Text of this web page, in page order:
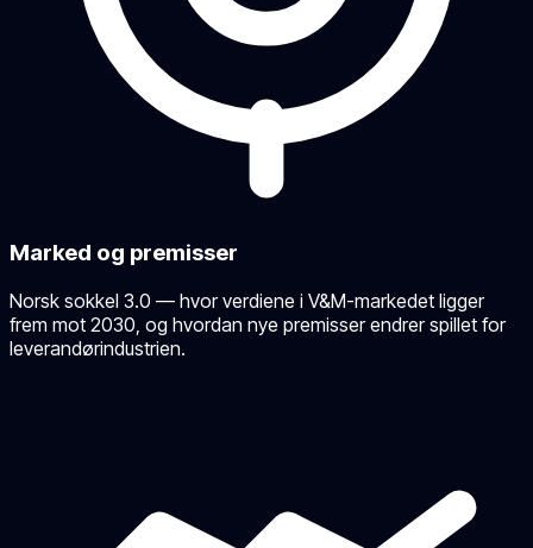
Marked og premisser
Norsk sokkel 3.0 — hvor verdiene i V&M-markedet ligger
frem mot 2030, og hvordan nye premisser endrer spillet for
leverandørindustrien.